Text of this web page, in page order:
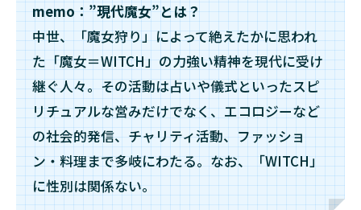
memo：”現代魔女”とは？
中世、「魔女狩り」によって絶えたかに思われ
た「魔女＝WITCH」の力強い精神を現代に受け
継ぐ人々。その活動は占いや儀式といったスピ
リチュアルな営みだけでなく、エコロジーなど
の社会的発信、チャリティ活動、ファッショ
ン・料理まで多岐にわたる。なお、「WITCH」
に性別は関係ない。